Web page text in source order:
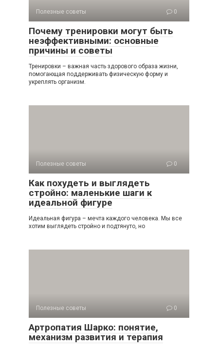
Полезные советы 0
Почему тренировки могут быть
неэффективными: основные
причины и советы
Тренировки – важная часть здорового образа жизни,
помогающая поддерживать физическую форму и
укреплять организм.
Полезные советы 0
Как похудеть и выглядеть
стройно: маленькие шаги к
идеальной фигуре
Идеальная фигура – мечта каждого человека. Мы все
хотим выглядеть стройно и подтянуто, но
Полезные советы 0
Артропатия Шарко: понятие,
механизм развития и терапия